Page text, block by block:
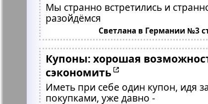
Мы странно встретились и
разойдёмся
Светлана в Германии №3
Купоны: хорошая
сэкономить
Иметь при себе один купон, идя за
покупками, уже давно -